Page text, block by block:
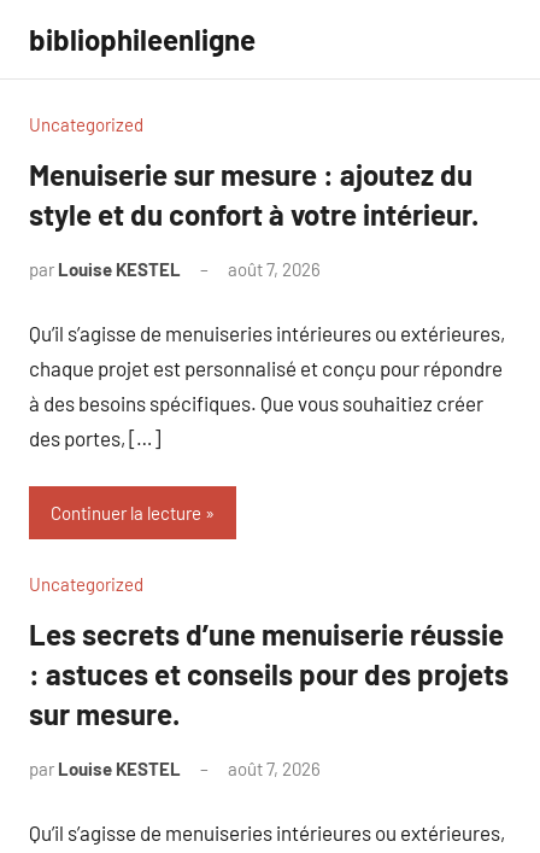
contenu
bibliophileenligne
Uncategorized
Menuiserie sur mesure : ajoutez du
style et du confort à votre intérieur.
par Louise KESTEL août 7, 2026
Qu’il s’agisse de menuiseries intérieures ou extérieures,
chaque projet est personnalisé et conçu pour répondre
à des besoins spécifiques. Que vous souhaitiez créer
des portes, […]
Continuer la lecture
Uncategorized
Les secrets d’une menuiserie réussie
: astuces et conseils pour des projets
sur mesure.
par Louise KESTEL août 7, 2026
Qu’il s’agisse de menuiseries intérieures ou extérieures,